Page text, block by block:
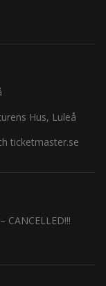
Hus, Luleå
ticketmaster.se
CANCELLED!!!